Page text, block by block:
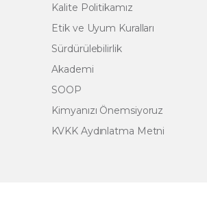
Kalite Politikamız
Etik ve Uyum Kuralları
Sürdürülebilirlik
Akademi
SOOP
Kimyanızı Önemsiyoruz
KVKK Aydınlatma Metni